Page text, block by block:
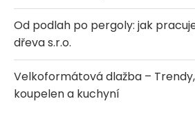
Od podlah po pergoly: jak
dřeva s.r.o.
Velkoformátová dlažba –
koupelen a kuchyní